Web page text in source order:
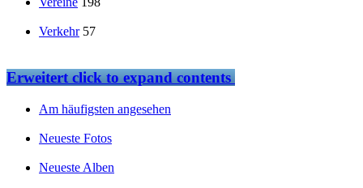
Verkehr 57
Erweitertclick to expand contents
Am häufigsten angesehen
Neueste Fotos
Neueste Alben